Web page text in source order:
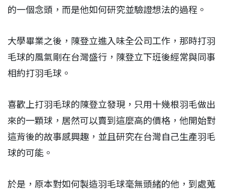
的一個念頭，而是他如何研究並驗證想法的過程。
大學畢業之後，陳登立進入味全公司工作，那時打羽
毛球的風氣剛在台灣盛行，陳登立下班後經常與同事
相約打羽毛球。
喜歡上打羽毛球的陳登立發現，只用十幾根羽毛做出
來的一顆球，居然可以賣到這麼高的價格，他開始對
這背後的故事感興趣，並且研究在台灣自己生產羽毛
球的可能。
於是，原本對如何製造羽毛球毫無頭緒的他，到處蒐